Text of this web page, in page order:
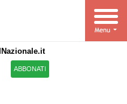
IlNazionale.it
ABBONATI